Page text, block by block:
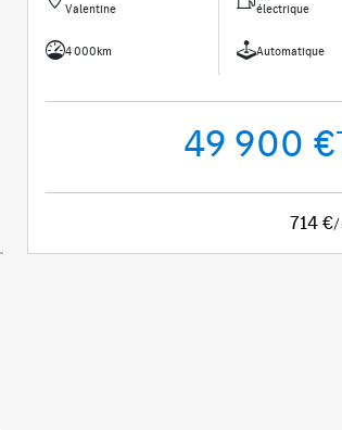
Valentine
électrique
4 000km Automatique
49 900 €
714 €/